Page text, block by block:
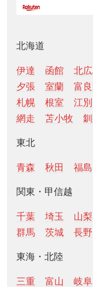
北海道
伊達 函館 北
夕張
室蘭 富
札幌
根室 江別
網走
苫小牧
東北
青森 秋田 福島
関東・甲信越
千葉 埼玉 山梨
群馬
茨城 長野
東海・北陸
三重 富山 岐阜